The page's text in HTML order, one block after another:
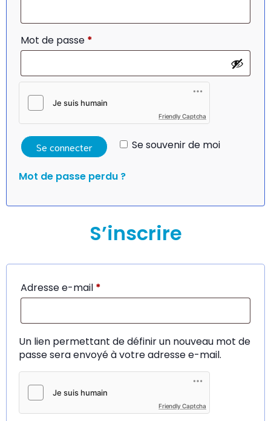
Mot de passe *
Friendly Captcha
Se souvenir de moi
Se connecter
Mot de passe perdu ?
S’inscrire
Adresse e-mail *
Un lien permettant de définir un nouveau mot de
passe sera envoyé à votre adresse e-mail.
Friendly Captcha